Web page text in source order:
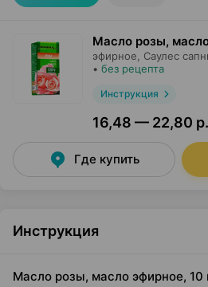
Масло розы,
эфирное, Саулес
• без рецепта
Инструкция
16,48 — 22,80 р.
Где купить
Инструкция
Масло розы, масло эфирное, 10